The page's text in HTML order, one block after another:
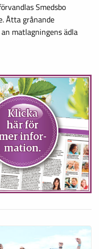
Smedsbo
Åtta grånande
matlagningens ädla